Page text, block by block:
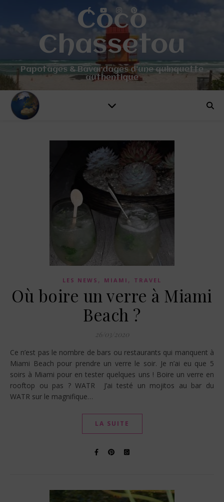
Coco
Chassetou
Papotages & Bavardages d'une quinquette
authentique
LES NEWS , MIAMI , TRAVEL
Où boire un verre à Miami
Beach ?
26/03/2020
Ce n’est pas le nombre de bars ou restaurants qui manquent à
Miami Beach pour prendre un verre le soir. Je n’ai eu que 5
soirs à Miami pour en tester quelques uns ! Boire un verre en
rooftop ou pas ? WATR J’ai testé un mojitos au bar du
WATR sur le magnifique…
LA SUITE